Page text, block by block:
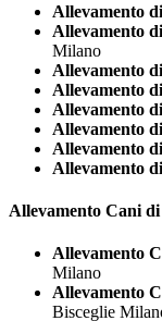
Allevamento
Allevamento
Milano
Allevamento
Allevamento
Allevamento
Allevamento
Allevamento
Allevamento
Allevamento Cani di
Allevamento
Milano
Allevamento
Bisceglie